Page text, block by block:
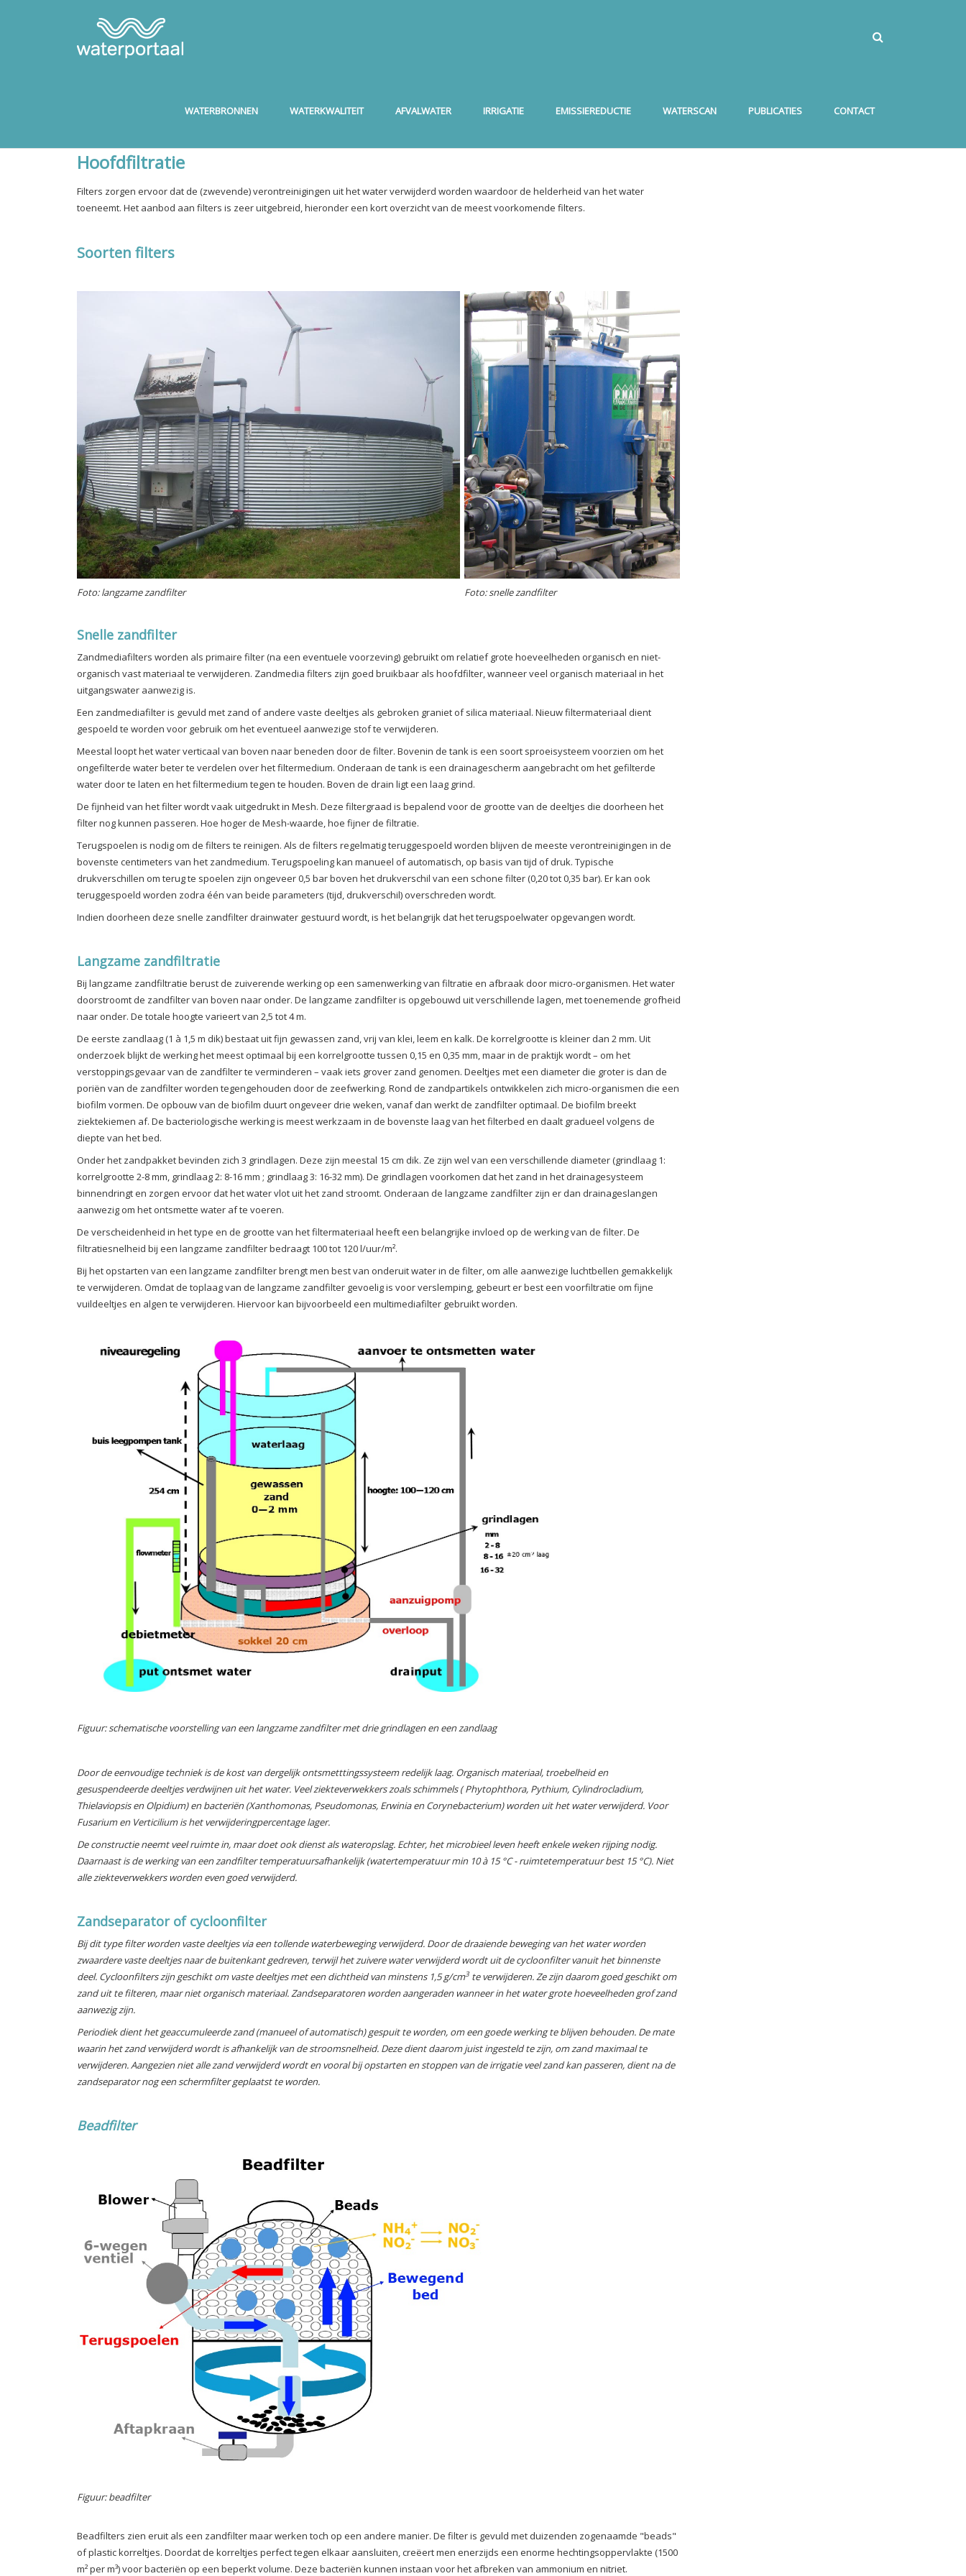
WATERBRONNEN WATERKWALITEIT AFVALWATER IRRIGATIE EMISSIEREDUCTIE WATERSCAN PUBLICATIES CONTACT
Hoofdfiltratie
Filters zorgen ervoor dat de (zwevende) verontreinigingen uit het water verwijderd worden waardoor de helderheid van het water
toeneemt. Het aanbod aan filters is zeer uitgebreid, hieronder een kort overzicht van de meest voorkomende filters.
Soorten filters
Foto: langzame zandfilter Foto: snelle zandfilter
Snelle zandfilter
Zandmediafilters worden als primaire filter (na een eventuele voorzeving) gebruikt om relatief grote hoeveelheden organisch en niet-
organisch vast materiaal te verwijderen. Zandmedia filters zijn goed bruikbaar als hoofdfilter, wanneer veel organisch materiaal in het
uitgangswater aanwezig is.
Een zandmediafilter is gevuld met zand of andere vaste deeltjes als gebroken graniet of silica materiaal. Nieuw filtermateriaal dient
gespoeld te worden voor gebruik om het eventueel aanwezige stof te verwijderen.
Meestal loopt het water verticaal van boven naar beneden door de filter. Bovenin de tank is een soort sproeisysteem voorzien om het
ongefilterde water beter te verdelen over het filtermedium. Onderaan de tank is een drainagescherm aangebracht om het gefilterde
water door te laten en het filtermedium tegen te houden. Boven de drain ligt een laag grind.
De fijnheid van het filter wordt vaak uitgedrukt in Mesh. Deze filtergraad is bepalend voor de grootte van de deeltjes die doorheen het
filter nog kunnen passeren. Hoe hoger de Mesh-waarde, hoe fijner de filtratie.
Terugspoelen is nodig om de filters te reinigen. Als de filters regelmatig teruggespoeld worden blijven de meeste verontreinigingen in de
bovenste centimeters van het zandmedium. Terugspoeling kan manueel of automatisch, op basis van tijd of druk. Typische
drukverschillen om terug te spoelen zijn ongeveer 0,5 bar boven het drukverschil van een schone filter (0,20 tot 0,35 bar). Er kan ook
teruggespoeld worden zodra één van beide parameters (tijd, drukverschil) overschreden wordt.
Indien doorheen deze snelle zandfilter drainwater gestuurd wordt, is het belangrijk dat het terugspoelwater opgevangen wordt.
Langzame zandfiltratie
Bij langzame zandfiltratie berust de zuiverende werking op een samenwerking van filtratie en afbraak door micro-organismen. Het water
doorstroomt de zandfilter van boven naar onder. De langzame zandfilter is opgebouwd uit verschillende lagen, met toenemende grofheid
naar onder. De totale hoogte varieert van 2,5 tot 4 m.
De eerste zandlaag (1 à 1,5 m dik) bestaat uit fijn gewassen zand, vrij van klei, leem en kalk. De korrelgrootte is kleiner dan 2 mm. Uit
onderzoek blijkt de werking het meest optimaal bij een korrelgrootte tussen 0,15 en 0,35 mm, maar in de praktijk wordt – om het
verstoppingsgevaar van de zandfilter te verminderen – vaak iets grover zand genomen. Deeltjes met een diameter die groter is dan de
poriën van de zandfilter worden tegengehouden door de zeefwerking. Rond de zandpartikels ontwikkelen zich micro-organismen die een
biofilm vormen. De opbouw van de biofilm duurt ongeveer drie weken, vanaf dan werkt de zandfilter optimaal. De biofilm breekt
ziektekiemen af. De bacteriologische werking is meest werkzaam in de bovenste laag van het filterbed en daalt gradueel volgens de
diepte van het bed.
Onder het zandpakket bevinden zich 3 grindlagen. Deze zijn meestal 15 cm dik. Ze zijn wel van een verschillende diameter (grindlaag 1:
korrelgrootte 2-8 mm, grindlaag 2: 8-16 mm ; grindlaag 3: 16-32 mm). De grindlagen voorkomen dat het zand in het drainagesysteem
binnendringt en zorgen ervoor dat het water vlot uit het zand stroomt. Onderaan de langzame zandfilter zijn er dan drainageslangen
aanwezig om het ontsmette water af te voeren.
De verscheidenheid in het type en de grootte van het filtermateriaal heeft een belangrijke invloed op de werking van de filter. De
filtratiesnelheid bij een langzame zandfilter bedraagt 100 tot 120 l/uur/m².
Bij het opstarten van een langzame zandfilter brengt men best van onderuit water in de filter, om alle aanwezige luchtbellen gemakkelijk
te verwijderen. Omdat de toplaag van de langzame zandfilter gevoelig is voor verslemping, gebeurt er best een voorfiltratie om fijne
vuildeeltjes en algen te verwijderen. Hiervoor kan bijvoorbeeld een multimediafilter gebruikt worden.
Figuur: schematische voorstelling van een langzame zandfilter met drie grindlagen en een zandlaag
Door de eenvoudige techniek is de kost van dergelijk ontsmetttingssysteem redelijk laag. Organisch materiaal, troebelheid en
gesuspendeerde deeltjes verdwijnen uit het water. Veel ziekteverwekkers zoals schimmels (Phytophthora, Pythium, Cylindrocladium,
Thielaviopsis en Olpidium) en bacteriën (Xanthomonas, Pseudomonas, Erwinia en Corynebacterium) worden uit het water verwijderd. Voor
Fusariumen Verticiliumis het verwijderingpercentage lager.
De constructie neemt veel ruimte in, maar doet ook dienst als wateropslag. Echter, het microbieel leven heeft enkele weken rijping nodig.
Daarnaast is de werking van een zandfilter temperatuursafhankelijk (watertemperatuur min 10 à 15 °C - ruimtetemperatuur best 15 °C). Niet
alle ziekteverwekkers worden even goed verwijderd.
Zandseparator of cycloonfilter
Bij dit type filter worden vaste deeltjes via een tollende waterbeweging verwijderd. Door de draaiende beweging van het water worden
zwaardere vaste deeltjes naar de buitenkant gedreven, terwijl het zuivere water verwijderd wordt uit de cycloonfilter vanuit het binnenste
deel. Cycloonfilters zijn geschikt om vaste deeltjes met een dichtheid van minstens 1,5 g/cm3 te verwijderen. Ze zijn daarom goed geschikt om
zand uit te filteren, maar niet organisch materiaal. Zandseparatoren worden aangeraden wanneer in het water grote hoeveelheden grof zand
aanwezig zijn.
Periodiek dient het geaccumuleerde zand (manueel of automatisch) gespuit te worden, om een goede werking te blijven behouden. De mate
waarin het zand verwijderd wordt is afhankelijk van de stroomsnelheid. Deze dient daarom juist ingesteld te zijn, om zand maximaal te
verwijderen. Aangezien niet alle zand verwijderd wordt en vooral bij opstarten en stoppen van de irrigatie veel zand kan passeren, dient na de
zandseparator nog een schermfilter geplaatst te worden.
Beadfilter
Figuur: beadfilter
Beadfilters zien eruit als een zandfilter maar werken toch op een andere manier. De filter is gevuld met duizenden zogenaamde "beads"
of plastic korreltjes. Doordat de korreltjes perfect tegen elkaar aansluiten, creëert men enerzijds een enorme hechtingsoppervlakte (1500
m² per m³) voor bacteriën op een beperkt volume. Deze bacteriën kunnen instaan voor het afbreken van ammonium en nitriet.